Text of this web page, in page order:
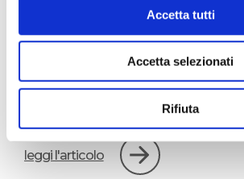
Accetta tutti
Accetta selezionati
Rifiuta
Ne ha parlato anche:
leggi l'articolo